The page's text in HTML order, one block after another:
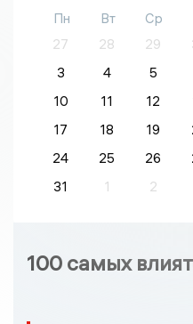
Пн Вт Ср
27
28 29
3
4 5
10
11 12
17
18 19
24
25 26
31
1 2
100 самых